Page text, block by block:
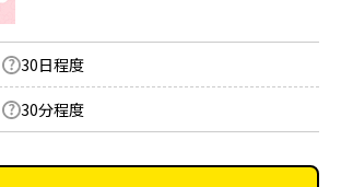
30日程度
30分程度